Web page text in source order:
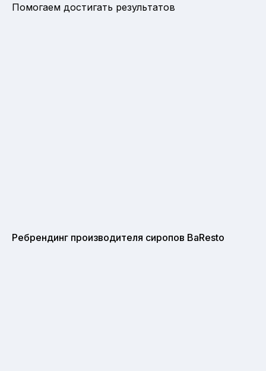
Помогаем достигать результатов
Ребрендинг производителя сиропов BaResto